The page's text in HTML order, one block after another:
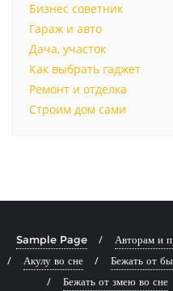
Бизнес советник
Гараж и авто
Дача, участок
Как выбрать гаджет
Ремонт и отделка
Строим дом сами
Sample Page Авторам и
Акулу во сне
Бежать от
Бежать от змею во сне